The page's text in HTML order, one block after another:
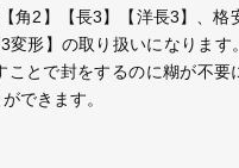
角2】【長3】【洋長3】、格
変形】の取り扱いになります
ことで封をするのに糊が不要
できます。